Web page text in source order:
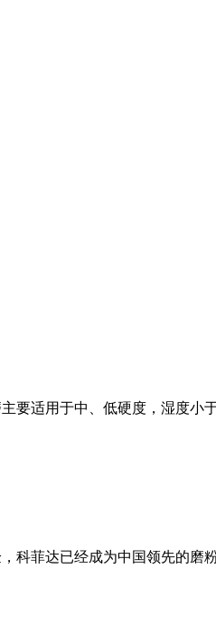
要适用于中、低硬度，湿度
科菲达已经成为中国领先的